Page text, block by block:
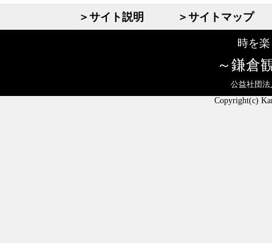
＞サイト説明 ＞サイトマップ
時を
鎌倉
公益社団
Copyright(c)